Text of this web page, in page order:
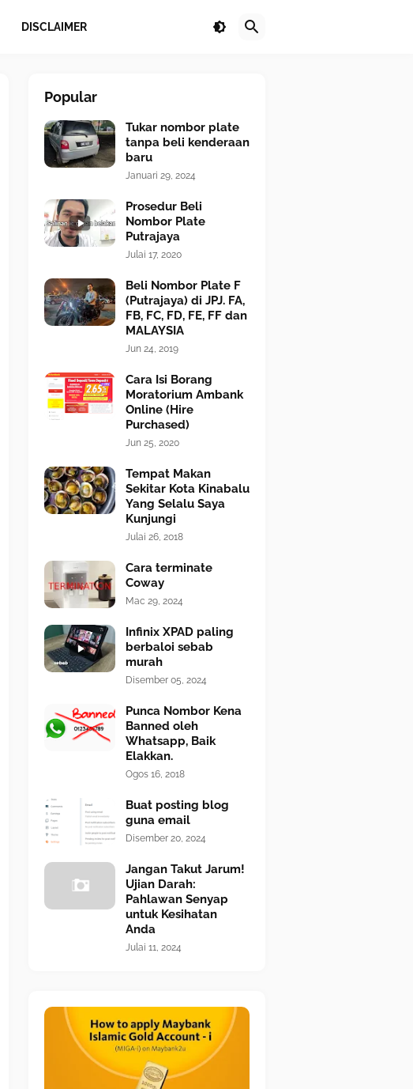
DISCLAIMER
Popular
Tukar nombor plate
tanpa beli kenderaan
baru
Januari 29, 2024
Prosedur Beli
Nombor Plate
Putrajaya
Julai 17, 2020
Beli Nombor Plate F
(Putrajaya) di JPJ. FA,
FB, FC, FD, FE, FF dan
MALAYSIA
Jun 24, 2019
Cara Isi Borang
Moratorium Ambank
Online (Hire
Purchased)
Jun 25, 2020
Tempat Makan
Sekitar Kota Kinabalu
Yang Selalu Saya
Kunjungi
Julai 26, 2018
Cara terminate
Coway
Mac 29, 2024
Infinix XPAD paling
berbaloi sebab
murah
Disember 05, 2024
Punca Nombor Kena
Banned oleh
Whatsapp, Baik
Elakkan.
Ogos 16, 2018
Buat posting blog
guna email
Disember 20, 2024
Jangan Takut Jarum!
Ujian Darah:
Pahlawan Senyap
untuk Kesihatan
Anda
Julai 11, 2024